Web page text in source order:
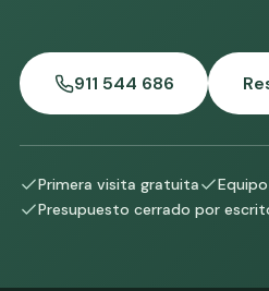
911 544 686
Primera visita gratuita
Presupuesto cerrado por